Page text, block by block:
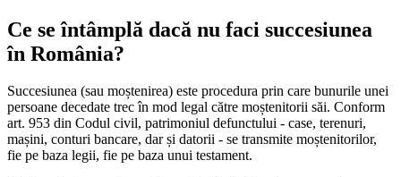
Ce se întâmplă dacă nu faci succesiunea
în România?
Succesiunea (sau moștenirea) este procedura prin care bunurile unei
persoane decedate trec în mod legal către moștenitorii săi. Conform
art. 953 din Codul civil, patrimoniul defunctului - case, terenuri,
mașini, conturi bancare, dar și datorii - se transmite moștenitorilor,
fie pe baza legii, fie pe baza unui testament.